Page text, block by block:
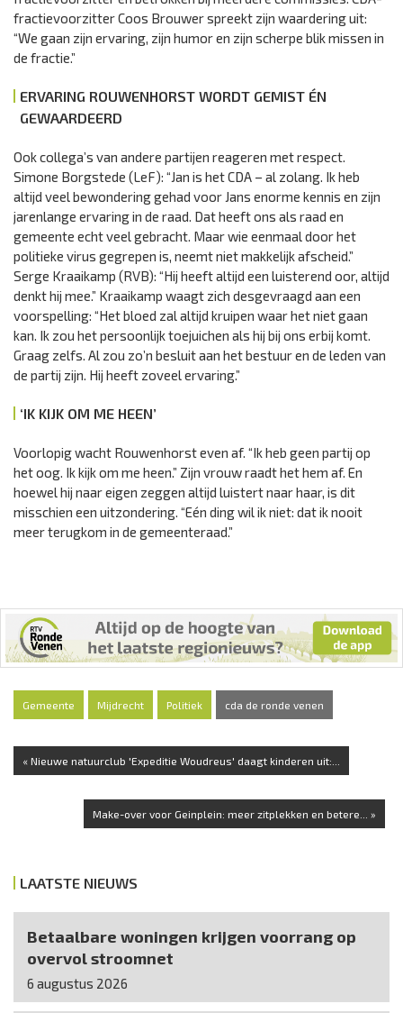
fractievoorzitter Coos Brouwer spreekt zijn waardering uit:
“We gaan zijn ervaring, zijn humor en zijn scherpe blik missen in
de fractie.”
ERVARING ROUWENHORST WORDT GEMIST ÉN
GEWAARDEERD
Ook collega’s van andere partijen reageren met respect.
Simone Borgstede (LeF): “Jan is het CDA – al zolang. Ik heb
altijd veel bewondering gehad voor Jans enorme kennis en zijn
jarenlange ervaring in de raad. Dat heeft ons als raad en
gemeente echt veel gebracht. Maar wie eenmaal door het
politieke virus gegrepen is, neemt niet makkelijk afscheid.”
Serge Kraaikamp (RVB): “Hij heeft altijd een luisterend oor, altijd
denkt hij mee.” Kraaikamp waagt zich desgevraagd aan een
voorspelling: “Het bloed zal altijd kruipen waar het niet gaan
kan. Ik zou het persoonlijk toejuichen als hij bij ons erbij komt.
Graag zelfs. Al zou zo’n besluit aan het bestuur en de leden van
de partij zijn. Hij heeft zoveel ervaring.”
‘IK KIJK OM ME HEEN’
Voorlopig wacht Rouwenhorst even af. “Ik heb geen partij op
het oog. Ik kijk om me heen.” Zijn vrouw raadt het hem af. En
hoewel hij naar eigen zeggen altijd luistert naar haar, is dit
misschien een uitzondering. “Eén ding wil ik niet: dat ik nooit
meer terugkom in de gemeenteraad.”
Gemeente Mijdrecht Politiek cda de ronde venen
« Nieuwe natuurclub 'Expeditie Woudreus' daagt kinderen uit:...
Make-over voor Geinplein: meer zitplekken en betere... »
LAATSTE NIEUWS
Betaalbare woningen krijgen voorrang op
overvol stroomnet
6 augustus 2026